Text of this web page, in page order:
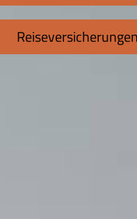
Reiseversicherungen